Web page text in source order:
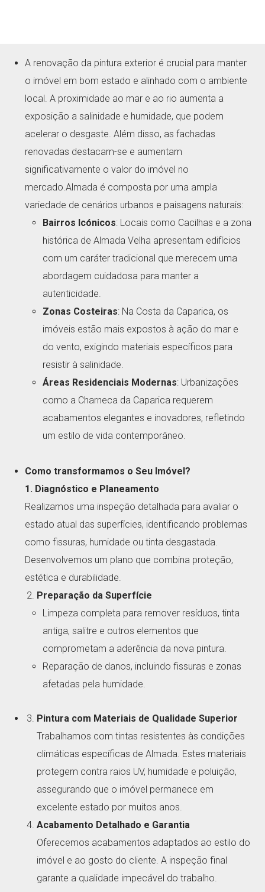
A renovação da pintura exterior é crucial para manter
o imóvel em bom estado e alinhado com o ambiente
local. A proximidade ao mar e ao rio aumenta a
exposição a salinidade e humidade, que podem
acelerar o desgaste. Além disso, as fachadas
renovadas destacam-se e aumentam
significativamente o valor do imóvel no
mercado.Almada é composta por uma ampla
variedade de cenários urbanos e paisagens naturais:
Bairros Icónicos: Locais como Cacilhas e a zona
histórica de Almada Velha apresentam edifícios
com um caráter tradicional que merecem uma
abordagem cuidadosa para manter a
autenticidade.
Zonas Costeiras: Na Costa da Caparica, os
imóveis estão mais expostos à ação do mar e
do vento, exigindo materiais específicos para
resistir à salinidade.
Áreas Residenciais Modernas: Urbanizações
como a Charneca da Caparica requerem
acabamentos elegantes e inovadores, refletindo
um estilo de vida contemporâneo.
Como transformamos o Seu Imóvel?
1. Diagnóstico e Planeamento
Realizamos uma inspeção detalhada para avaliar o
estado atual das superfícies, identificando problemas
como fissuras, humidade ou tinta desgastada.
Desenvolvemos um plano que combina proteção,
estética e durabilidade.
Preparação da Superfície
Limpeza completa para remover resíduos, tinta
antiga, salitre e outros elementos que
comprometam a aderência da nova pintura.
Reparação de danos, incluindo fissuras e zonas
afetadas pela humidade.
Pintura com Materiais de Qualidade Superior
Trabalhamos com tintas resistentes às condições
climáticas específicas de Almada. Estes materiais
protegem contra raios UV, humidade e poluição,
assegurando que o imóvel permanece em
excelente estado por muitos anos.
Acabamento Detalhado e Garantia
Oferecemos acabamentos adaptados ao estilo do
imóvel e ao gosto do cliente. A inspeção final
garante a qualidade impecável do trabalho.